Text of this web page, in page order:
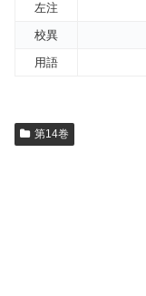
左注
校異
用語
第14巻